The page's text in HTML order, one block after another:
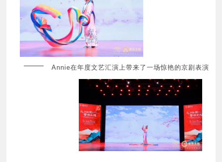
Annie在年度文艺汇演上带来了一场惊艳的京剧表演